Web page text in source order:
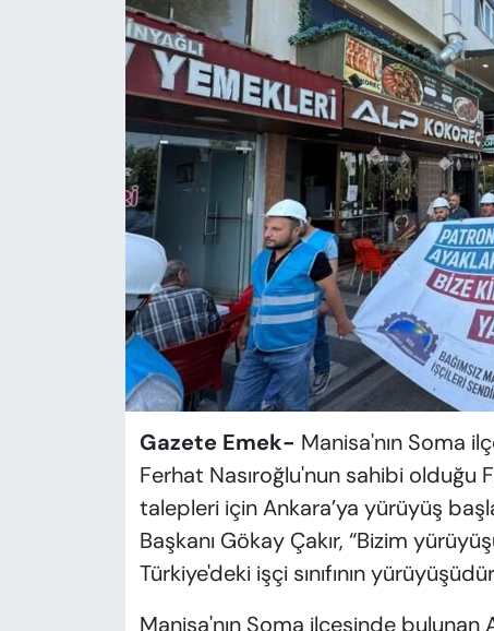
Gazete Emek- Manisa'nın Soma
Ferhat Nasıroğlu'nun sahibi olduğu
talepleri için Ankara’ya yürüyüş
Başkanı Gökay Çakır, “Bizim
Türkiye'deki işçi sınıfının
Manisa'nın Soma ilçesinde
SAĞLIK
KÜLTÜR-SANAT
MAGAZİN
ÖZEL HABER
YAZAR KÖŞESİ
SİYASET
VAN VE DİYARBAKIR HABERLERİ